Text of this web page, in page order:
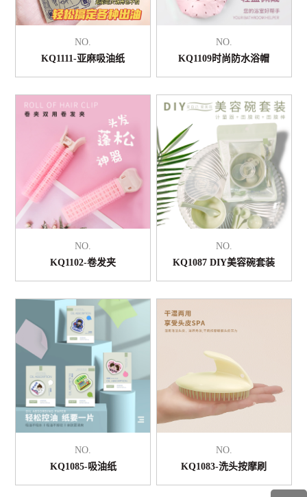
NO.
KQ1111-亚麻吸油纸
NO.
KQ1109时尚防水浴帽
NO.
KQ1102-卷发夹
NO.
KQ1087 DIY美容碗套装
NO.
KQ1085-吸油纸
NO.
KQ1083-洗头按摩刷